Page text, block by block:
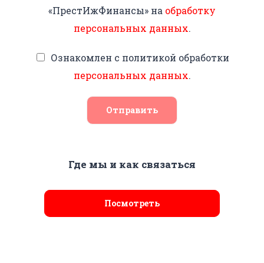
«ПрестИжФинансы» на обработку
персональных данных.
Ознакомлен с политикой обработки
персональных данных.
Отправить
Где мы и как связаться
Посмотреть